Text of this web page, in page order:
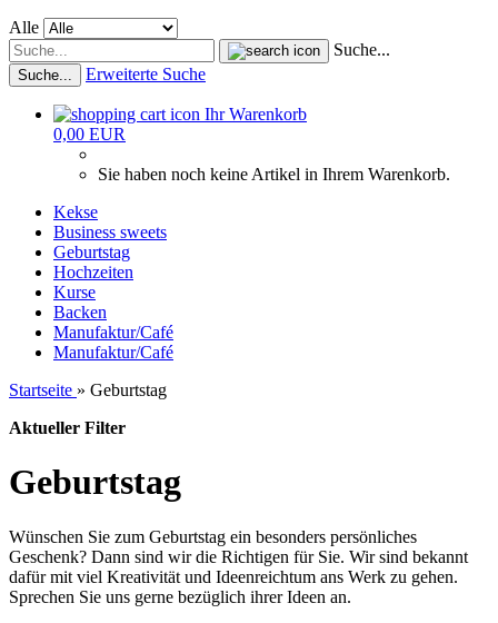
Alle
Suche...
Suche... Erweiterte Suche
Ihr Warenkorb
0,00 EUR
Sie haben noch keine Artikel in Ihrem Warenkorb.
Kekse
Business sweets
Geburtstag
Hochzeiten
Kurse
Backen
Manufaktur/Café
Manufaktur/Café
Startseite » Geburtstag
Aktueller Filter
Geburtstag
Wünschen Sie zum Geburtstag ein besonders persönliches
Geschenk? Dann sind wir die Richtigen für Sie. Wir sind bekannt
dafür mit viel Kreativität und Ideenreichtum ans Werk zu gehen.
Sprechen Sie uns gerne bezüglich ihrer Ideen an.